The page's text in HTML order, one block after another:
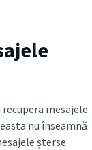
mesajele
nu înseamnă
șterse